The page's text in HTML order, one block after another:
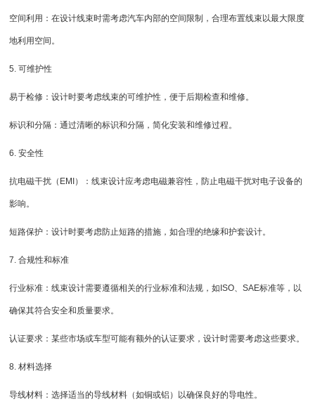
空间利用：在设计线束时需考虑汽车内部的空间限制，合理布置线束以最大限度
地利用空间。
5. 可维护性
易于检修：设计时要考虑线束的可维护性，便于后期检查和维修。
标识和分隔：通过清晰的标识和分隔，简化安装和维修过程。
6. 安全性
抗电磁干扰（EMI）：线束设计应考虑电磁兼容性，防止电磁干扰对电子设备的
影响。
短路保护：设计时要考虑防止短路的措施，如合理的绝缘和护套设计。
7. 合规性和标准
行业标准：线束设计需要遵循相关的行业标准和法规，如ISO、SAE标准等，以
确保其符合安全和质量要求。
认证要求：某些市场或车型可能有额外的认证要求，设计时需要考虑这些要求。
8. 材料选择
导线材料：选择适当的导线材料（如铜或铝）以确保良好的导电性。